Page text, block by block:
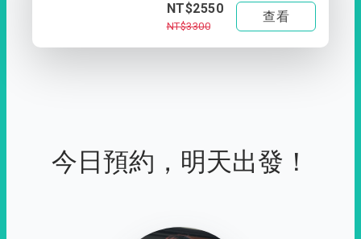
NT$2550
NT$3300
查看
今日預約，明天出發！